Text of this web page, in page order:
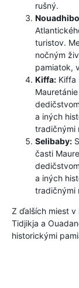
rušný.
turistov.
nočným
pamiatok,
Kiffa: Kiffa
a iných
tradičnými
Selibaby:
časti
a iných
tradičnými
Z ďalších miest v
Tidjikja a
historickými